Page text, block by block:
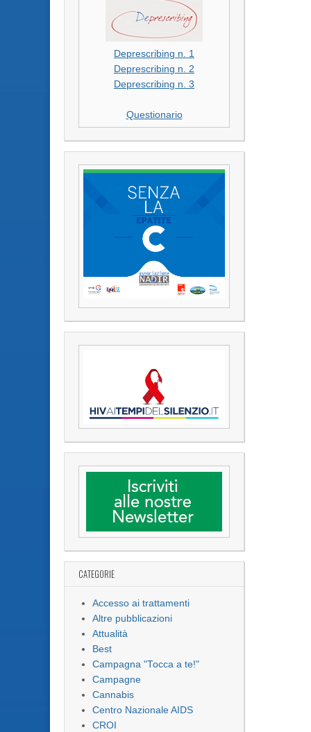
Deprescribing n. 1
Deprescribing n. 2
Deprescribing n. 3
Questionario
CATEGORIE
Accesso ai trattamenti
Altre pubblicazioni
Attualità
Best
Campagna "Tocca a te!"
Campagne
Cannabis
Centro Nazionale AIDS
CROI